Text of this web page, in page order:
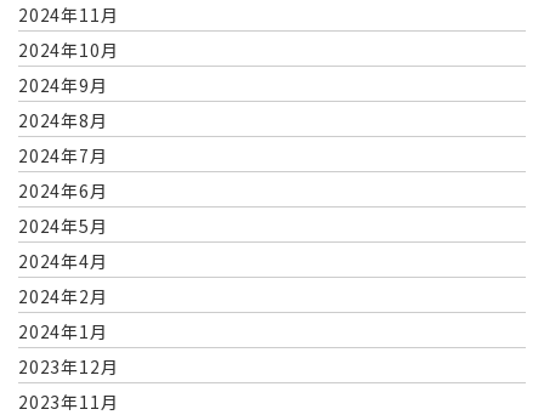
2024年11月
2024年10月
2024年9月
2024年8月
2024年7月
2024年6月
2024年5月
2024年4月
2024年2月
2024年1月
2023年12月
2023年11月